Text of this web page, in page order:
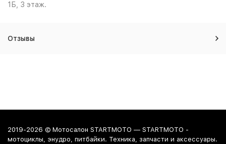
1Б, 3 этаж.
Отзывы
2019-2026 © Мотосалон STARTMOTO — STARTMOTO -
мотоциклы, энудро, питбайки. Техника, запчасти и аксессуары.